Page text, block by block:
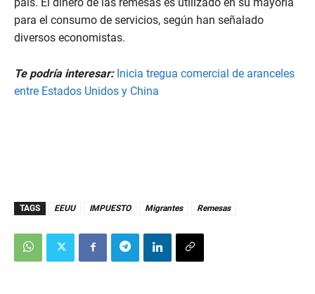
para el consumo de servicios, según han señalado
diversos economistas.
Te podría interesar: Inicia tregua comercial de aranceles
entre Estados Unidos y China
TAGS EEUU IMPUESTO Migrantes Remesas